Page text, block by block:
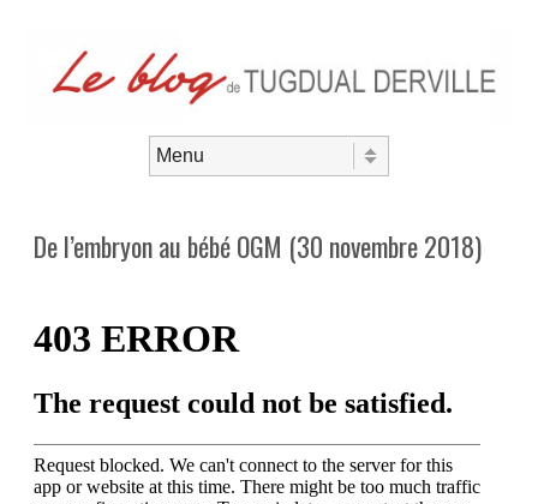
De l’embryon au bébé OGM (30 novembre 2018)